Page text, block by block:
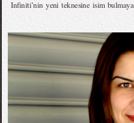
Infiniti’nin yeni teknesine isim